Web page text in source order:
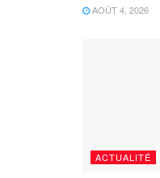
AOÛT 4, 2026
ACTUALITÉ